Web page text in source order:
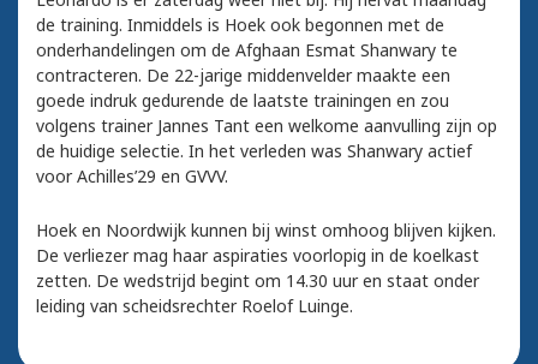
de training. Inmiddels is Hoek ook begonnen met de
onderhandelingen om de Afghaan Esmat Shanwary te
contracteren. De 22-jarige middenvelder maakte een
goede indruk gedurende de laatste trainingen en zou
volgens trainer Jannes Tant een welkome aanvulling zijn op
de huidige selectie. In het verleden was Shanwary actief
voor Achilles’29 en GVVV.
Hoek en Noordwijk kunnen bij winst omhoog blijven kijken.
De verliezer mag haar aspiraties voorlopig in de koelkast
zetten. De wedstrijd begint om 14.30 uur en staat onder
leiding van scheidsrechter Roelof Luinge.